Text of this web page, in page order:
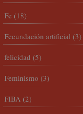
Fe (18)
Fecundación artificial (3)
felicidad (5)
Feminismo (3)
FIBA (2)